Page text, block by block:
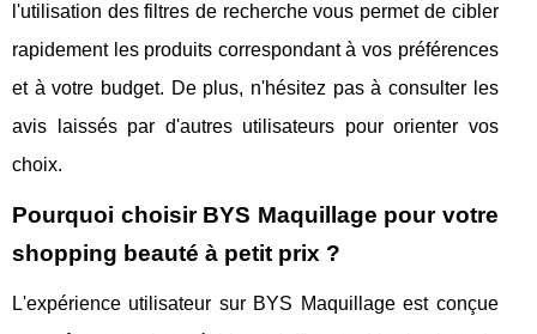
l'utilisation des filtres de recherche vous permet de cibler
rapidement les produits correspondant à vos préférences
et à votre budget. De plus, n'hésitez pas à consulter les
avis laissés par d'autres utilisateurs pour orienter vos
choix.
Pourquoi choisir BYS Maquillage pour votre
shopping beauté à petit prix ?
L'expérience utilisateur sur BYS Maquillage est conçue